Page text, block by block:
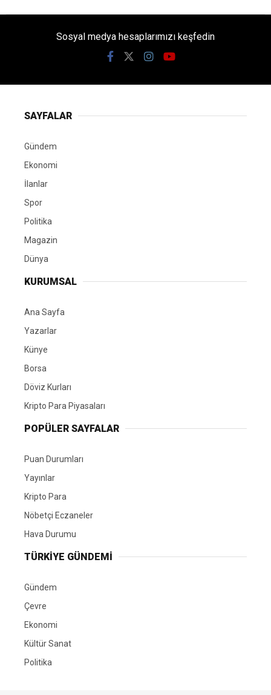
Sosyal medya hesaplarımızı keşfedin
SAYFALAR
Gündem
Ekonomi
İlanlar
Spor
Politika
Magazin
Dünya
KURUMSAL
Ana Sayfa
Yazarlar
Künye
Borsa
Döviz Kurları
Kripto Para Piyasaları
POPÜLER SAYFALAR
Puan Durumları
Yayınlar
Kripto Para
Nöbetçi Eczaneler
Hava Durumu
TÜRKIYE GÜNDEMI
Gündem
Çevre
Ekonomi
Kültür Sanat
Politika